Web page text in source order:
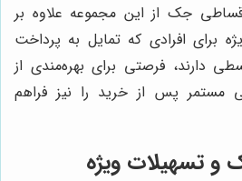
جک از این مجموعه علاوه بر
برای افرادی که تمایل به پرداخت
دارند، فرصتی برای بهره‌مندی از
مستمر پس از خرید را نیز فراهم
تسهیلات ویژه